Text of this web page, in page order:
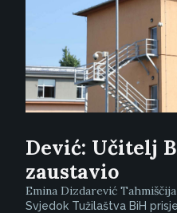
Dević: Učitelj
zaustavio
Emina Dizdarević Tahmiščija
Svjedok Tužilaštva BiH